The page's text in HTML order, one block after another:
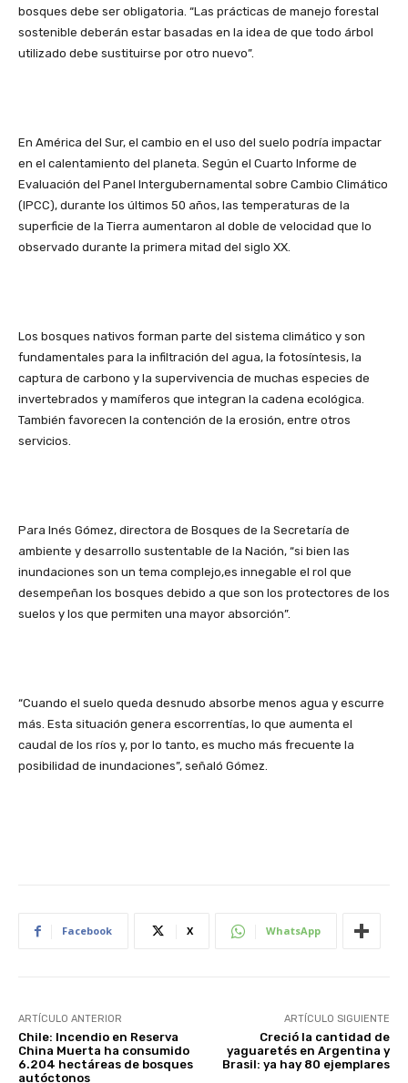
bosques debe ser obligatoria. “Las prácticas de manejo forestal
sostenible deberán estar basadas en la idea de que todo árbol
utilizado debe sustituirse por otro nuevo”.
En América del Sur, el cambio en el uso del suelo podría impactar
en el calentamiento del planeta. Según el Cuarto Informe de
Evaluación del Panel Intergubernamental sobre Cambio Climático
(IPCC), durante los últimos 50 años, las temperaturas de la
superficie de la Tierra aumentaron al doble de velocidad que lo
observado durante la primera mitad del siglo XX.
Los bosques nativos forman parte del sistema climático y son
fundamentales para la infiltración del agua, la fotosíntesis, la
captura de carbono y la supervivencia de muchas especies de
invertebrados y mamíferos que integran la cadena ecológica.
También favorecen la contención de la erosión, entre otros
servicios.
Para Inés Gómez, directora de Bosques de la Secretaría de
ambiente y desarrollo sustentable de la Nación, “si bien las
inundaciones son un tema complejo,es innegable el rol que
desempeñan los bosques debido a que son los protectores de los
suelos y los que permiten una mayor absorción”.
“Cuando el suelo queda desnudo absorbe menos agua y escurre
más. Esta situación genera escorrentías, lo que aumenta el
caudal de los ríos y, por lo tanto, es mucho más frecuente la
posibilidad de inundaciones”, señaló Gómez.
Facebook X WhatsApp
ARTÍCULO ANTERIOR
Chile: Incendio en Reserva
China Muerta ha consumido
6.204 hectáreas de bosques
autóctonos
ARTÍCULO SIGUIENTE
Creció la cantidad de
yaguaretés en Argentina y
Brasil: ya hay 80 ejemplares